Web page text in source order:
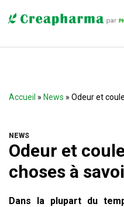
Accueil » News » Odeur et
NEWS
Odeur et
choses à
Dans la plupart du